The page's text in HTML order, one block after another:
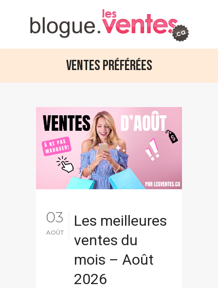
Ventes préférées
03
AOÛT
Les meilleures
ventes du
mois – Août
2026